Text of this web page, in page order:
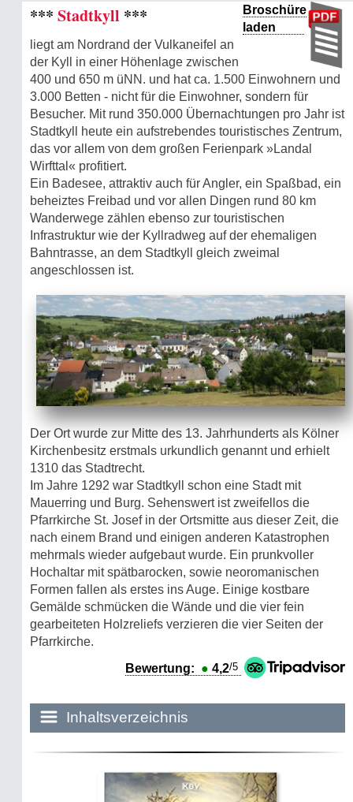
Broschüre
laden
*** Stadtkyll ***
liegt am Nordrand der Vulkaneifel an
der Kyll in einer Höhenlage zwischen
400 und 650 m üNN. und hat ca. 1.500 Einwohnern und
3.000 Betten - nicht für die Einwohner, sondern für
Besucher. Mit rund 350.000 Übernachtungen pro Jahr ist
Stadtkyll heute ein aufstrebendes touristisches Zentrum,
das vor allem von dem großen Ferienpark »Landal
Wirfttal« profitiert.
Ein Badesee, attraktiv auch für Angler, ein Spaßbad, ein
beheiztes Freibad und vor allen Dingen rund 80 km
Wanderwege zählen ebenso zur touristischen
Infrastruktur wie der Kyllradweg auf der ehemaligen
Bahntrasse, an dem Stadtkyll gleich zweimal
angeschlossen ist.
Der Ort wurde zur Mitte des 13. Jahrhunderts als Kölner
Kirchenbesitz erstmals urkundlich genannt und erhielt
1310 das Stadtrecht.
Im Jahre 1292 war Stadtkyll schon eine Stadt mit
Mauerring und Burg. Sehenswert ist zweifellos die
Pfarrkirche St. Josef in der Ortsmitte aus dieser Zeit, die
nach einem Brand und einigen anderen Katastrophen
mehrmals wieder aufgebaut wurde. Ein prunkvoller
Hochaltar mit spätbarocken, sowie neoromanischen
Formen fallen als erstes ins Auge. Einige kostbare
Gemälde schmücken die Wände und die vier fein
gearbeiteten Holzreliefs verzieren die vier Seiten der
Pfarrkirche.
Bewertung: ● 4,2/5
Inhaltsverzeichnis
Historie:
Die dunkle Seite